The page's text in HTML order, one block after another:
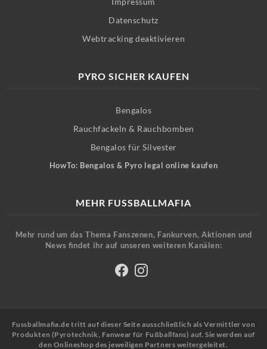
Datenschutz
Webtracking deaktivieren
PYRO SICHER KAUFEN
Bengalos
Rauchfackeln & Rauchbomben
Bengalos für Silvester
HowTo: Bengalos & Pyro legal online kaufen
MEHR FUSSBALLMAFIA
Mehr rund um das Thema Fanszenen, Fankurven, Aktionen und
News findet ihr auf unseren weiteren Kanälen:
Fussballmafia.de tritt auf dieser Seite ausschließlich als Vermittler von
Produkten (Pyrotechnik, Fanwear für Fußballfans) auf. Sie werden auf
den Onlineshop des jeweiligen Partners weitergeleitet.